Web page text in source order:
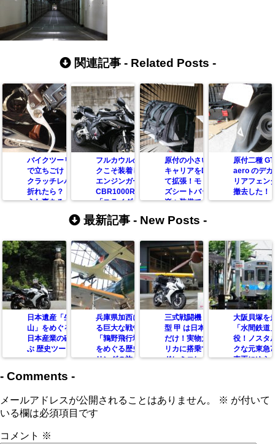
関連記事 - Related Posts -
バイクツーリング
で立ちごけ！ もし
クラッチレバーが
折れたら？ って考
えた事ある？
フルカウルのバイ
クこそ装着したい
エンジンガード！
CBR1000RRに
「スライダー」を
取り付けてみた
原付の小さいリア
キャリアをDIYし
て拡張！モトフィ
ズシートバックも
楽々装備できるよ
原付二種
aero のデカ
リアフェン
撤去した！
最新記事 - New Posts -
日本遺産「生野銀
山」をめぐる旅！
日本産業の礎を学
ぶ 歴史ツーリング
兵庫県加西にのこ
る巨大な戦争遺跡
「鶉野飛行場跡」
をめぐる歴史ツー
リングの旅
三式戦闘機 飛燕 一
型 甲 は日本でここ
だけ！実物大レプ
リカに搭乗できる
ドレミコレクショ
大阪貝塚を
「水間鉄道
役！ノスタ
クな元東急
車両にゆら
- Comments -
メールアドレスが公開されることはありません。 ※ が付いて
いる欄は必須項目です
コメント ※